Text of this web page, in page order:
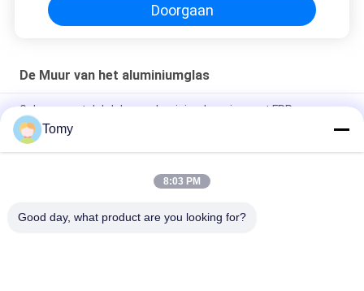
Doorgaan
De Muur van het aluminiumglas
Gebouw met dakdak van aluminiumlegering met FRP-
vezelplaat glazen dakraam
Energiezuinige glazen gordijnwandfasadesystemen
Aangepast de Luifelvenster van de Aluminiumjaloezie voor
Tomy
8:03 PM
Good day, what product are you looking for?